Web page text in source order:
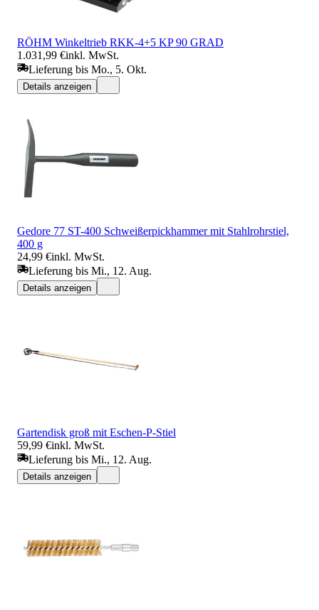
RÖHM Winkeltrieb RKK-4+5 KP 90 GRAD
1.031,99 €inkl. MwSt.
Lieferung bis Mo., 5. Okt.
Details anzeigen
Gedore 77 ST-400 Schweißerpickhammer mit Stahlrohrstiel,
400 g
24,99 €inkl. MwSt.
Lieferung bis Mi., 12. Aug.
Details anzeigen
Gartendisk groß mit Eschen-P-Stiel
59,99 €inkl. MwSt.
Lieferung bis Mi., 12. Aug.
Details anzeigen